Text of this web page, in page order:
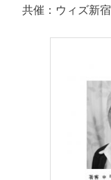
共催：ウィズ新